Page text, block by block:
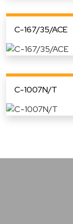
C-167/35/ACE
C-1007N/T